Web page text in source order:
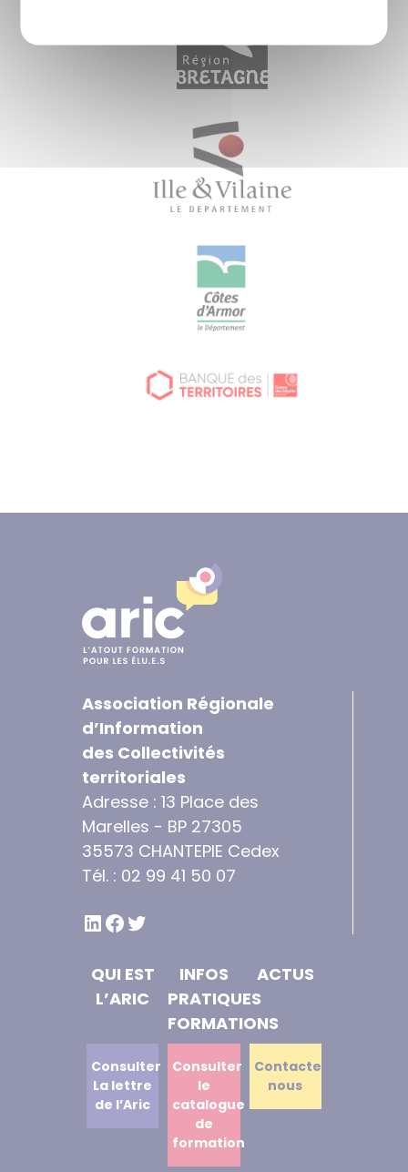
Association Régionale
d’Information
des Collectivités
territoriales
Adresse : 13 Place des
Marelles - BP 27305
35573 CHANTEPIE Cedex
Tél. : 02 99 41 50 07
LINKEDIN
FACEBOOK
TWITTER
QUI EST
L’ARIC
INFOS
PRATIQUES
FORMATIONS
ACTUS
Consulter
La lettre
de l’Aric
Consulter
le
catalogue
de
formation
Contactez
nous